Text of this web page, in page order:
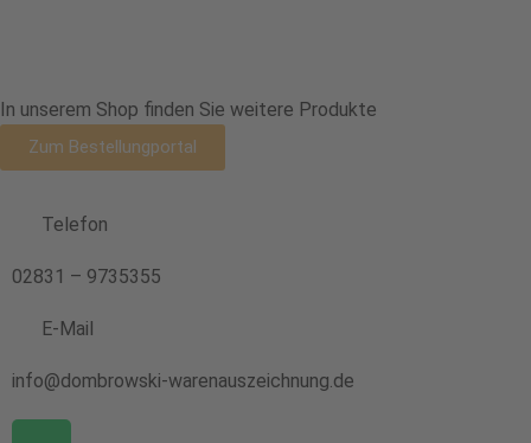
In unserem Shop finden Sie weitere Produkte
Zum Bestellungportal
Telefon
02831 – 9735355
E-Mail
info@dombrowski-warenauszeichnung.de